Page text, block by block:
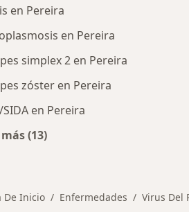
en Pereira
en Pereira
simplex 2 en Pereira
zóster en Pereira
SIDA en Pereira
(13)
De Inicio Enfermedades Virus Del